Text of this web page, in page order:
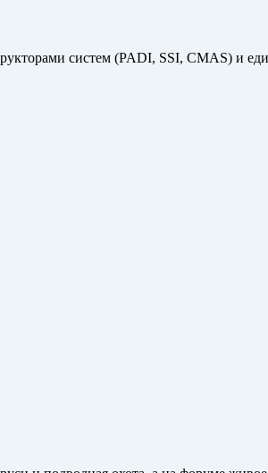
систем (PADI, SSI, CMAS) и